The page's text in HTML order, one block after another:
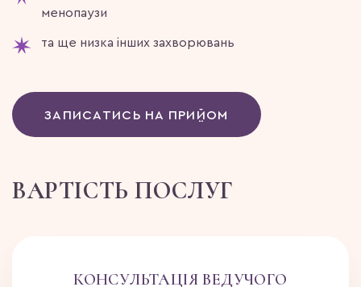
менопаузи
та ще низка інших захворювань
ЗАПИСАТИСЬ НА ПРИЙОМ
ВАРТІСТЬ ПОСЛУГ
КОНСУЛЬТАЦІЯ ВЕДУЧОГО